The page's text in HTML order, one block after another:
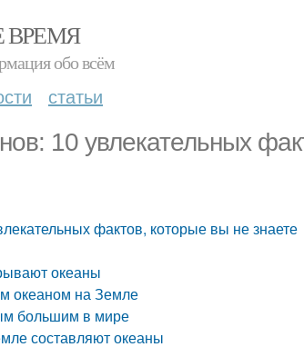
ВРЕМЯ
обо всём
статьи
10 увлекательных
фактов, которые вы не знаете
океаны
океаном на Земле
большим в мире
составляют океаны